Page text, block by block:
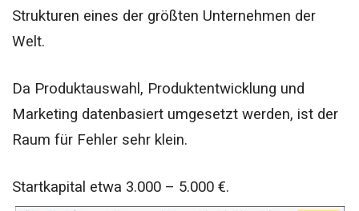
Strukturen eines der größten Unternehmen der
Welt.
Da Produktauswahl, Produktentwicklung und
Marketing datenbasiert umgesetzt werden, ist der
Raum für Fehler sehr klein.
Startkapital etwa 3.000 – 5.000 €.